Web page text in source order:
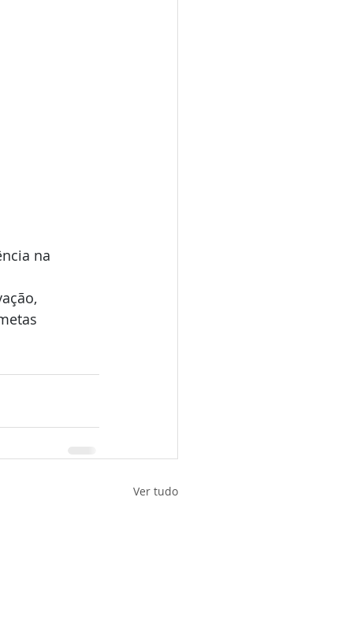
na
Ver tudo